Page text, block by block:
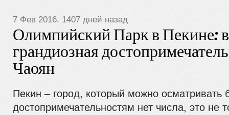
7 Фев 2016, 1407 дней назад
Олимпийский Парк в Пекине:
грандиозная
Чаоян
Пекин – город, который можно осматривать
достопримечательностям нет числа, это не